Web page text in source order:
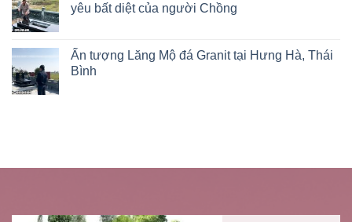
yêu bất diệt của người Chồng
Ấn tượng Lăng Mộ đá Granit tại Hưng Hà, Thái
Bình